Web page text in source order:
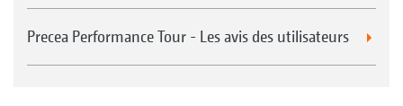
Precea Performance Tour - Les avis des utilisateurs